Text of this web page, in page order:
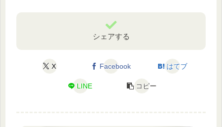
シェアする
X Facebook はてブ
LINE コピー